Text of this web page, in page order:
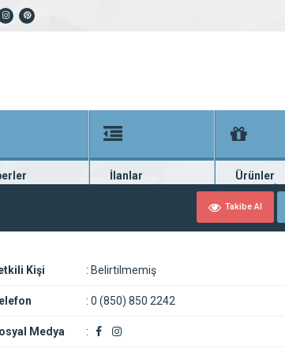
haberler
İlanlar
Güncel seri ilanlar
Ürünler
Binlerce
Takibe Al
Kişi : Belirtilmemiş
: 0 (850) 850 2242
Medya :